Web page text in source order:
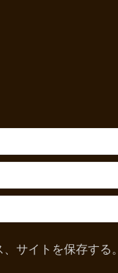
サイトを保存する。